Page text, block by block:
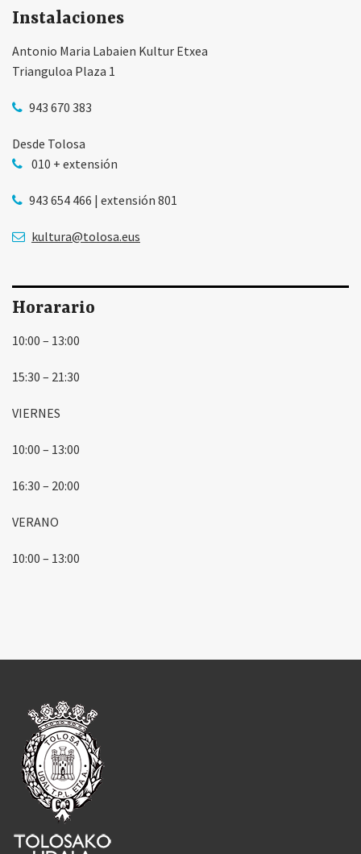
Instalaciones
Antonio Maria Labaien Kultur Etxea
Trianguloa Plaza 1
943 670 383
Desde Tolosa
010 + extensión
943 654 466 | extensión 801
kultura@tolosa.eus
Horarario
10:00 – 13:00
15:30 – 21:30
VIERNES
10:00 – 13:00
16:30 – 20:00
VERANO
10:00 – 13:00